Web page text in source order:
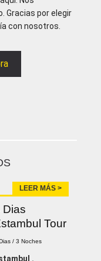
Gracias por elegir
con nosotros.
LEER MÁS >
Dias
Tour
/ 3 Noches
.